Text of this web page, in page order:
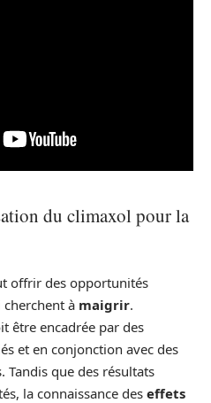
du climaxol pour la
offrir des opportunités
à maigrir.
être encadrée par des
et en conjonction avec des
Tandis que des résultats
la connaissance des effets